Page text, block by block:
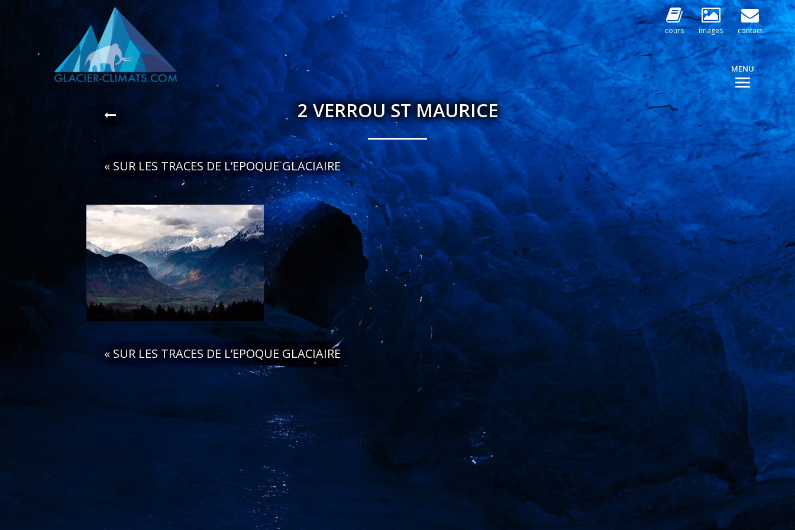
cours images contact
MENU
2 VERROU ST MAURICE
« SUR LES TRACES DE L’EPOQUE GLACIAIRE
« SUR LES TRACES DE L’EPOQUE GLACIAIRE